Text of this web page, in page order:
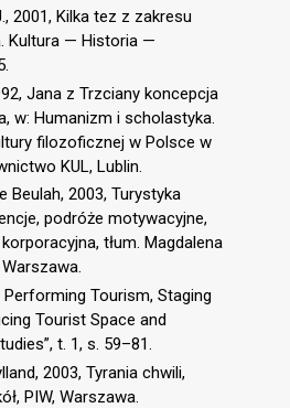
2001, Kilka tez z zakresu
Kultura — Historia —
Jana z Trzciany koncepcja
w: Humanizm i scholastyka.
filozoficznej w Polsce w
KUL, Lublin.
Beulah, 2003, Turystyka
podróże motywacyjne,
tłum. Magdalena
Performing Tourism, Staging
Tourist Space and
t. 1, s. 59–81.
2003, Tyrania chwili,
PIW, Warszawa.